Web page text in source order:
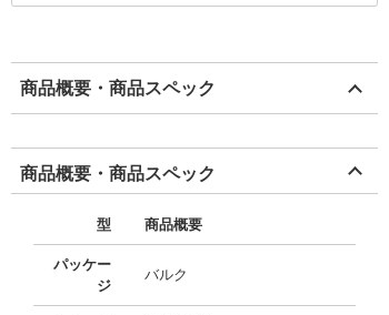
商品概要・商品スペック
商品概要・商品スペック
型 商品概要
パッケー
ジ
バルク